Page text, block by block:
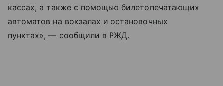
кассах, а также с помощью билетопечатающих
автоматов на вокзалах и остановочных
пунктах», — сообщили в РЖД.